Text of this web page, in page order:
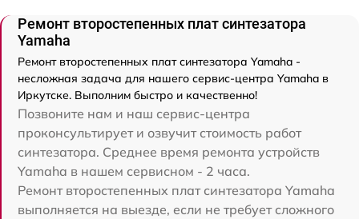
Ремонт второстепенных плат синтезатора
Yamaha
Ремонт второстепенных плат синтезатора Yamaha -
несложная задача для нашего сервис-центра Yamaha в
Иркутске. Выполним быстро и качественно!
Позвоните нам и наш сервис-центра
проконсультирует и озвучит стоимость работ
синтезатора. Среднее время ремонта устройств
Yamaha в нашем сервисном - 2 часа.
Ремонт второстепенных плат синтезатора Yamaha
выполняется на выезде, если не требует сложного